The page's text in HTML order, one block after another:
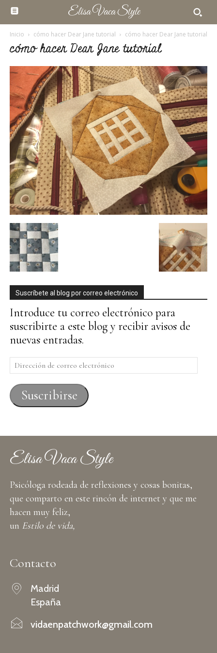
Elisa Vaca Style
Inicio cómo hacer Dear Jane tutorial cómo hacer Dear Jane tutorial
cómo hacer Dear Jane tutorial
Suscríbete al blog por correo electrónico
Introduce tu correo electrónico para
suscribirte a este blog y recibir avisos de
nuevas entradas.
Dirección
de
correo
electrónico
Suscribirse
Elisa Vaca Style
Psicóloga rodeada de reflexiones y cosas bonitas,
que comparto en este rincón de internet y que me
hacen muy feliz,
un Estilo de vida,
Contacto
Madrid
España
vidaenpatchwork@gmail.com